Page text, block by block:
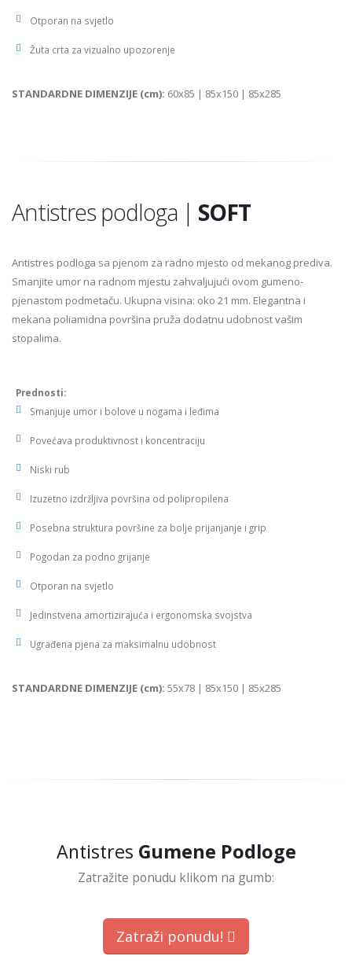
Otporan na svjetlo
Žuta crta za vizualno upozorenje
STANDARDNE DIMENZIJE (cm): 60x85 | 85x150 | 85x285
Antistres podloga | SOFT
Antistres podloga sa pjenom za radno mjesto od mekanog prediva.
Smanjite umor na radnom mjestu zahvaljujući ovom gumeno-
pjenastom podmetaču. Ukupna visina: oko 21 mm. Elegantna i
mekana poliamidna površina pruža dodatnu udobnost vašim
stopalima.
Prednosti:
Smanjuje umor i bolove u nogama i leđima
Povećava produktivnost i koncentraciju
Niski rub
Izuzetno izdržljiva površina od polipropilena
Posebna struktura površine za bolje prijanjanje i grip
Pogodan za podno grijanje
Otporan na svjetlo
Jedinstvena amortizirajuća i ergonomska svojstva
Ugrađena pjena za maksimalnu udobnost
STANDARDNE DIMENZIJE (cm): 55x78 | 85x150 | 85x285
Antistres Gumene Podloge
Zatražite ponudu klikom na gumb:
Zatraži ponudu!